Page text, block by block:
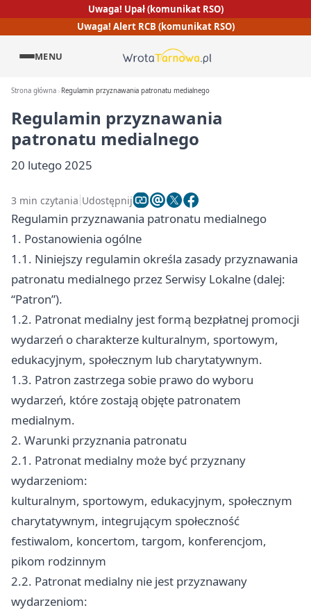
Uwaga! Upał (komunikat RSO)
Uwaga! Alert RCB (komunikat RSO)
MENU
Strona główna Regulamin przyznawania patronatu medialnego
Regulamin przyznawania
patronatu medialnego
20 lutego 2025
3 min czytania Udostępnij
Regulamin przyznawania patronatu medialnego
1. Postanowienia ogólne
1.1. Niniejszy regulamin określa zasady przyznawania
patronatu medialnego przez Serwisy Lokalne (dalej:
“Patron”).
1.2. Patronat medialny jest formą bezpłatnej promocji
wydarzeń o charakterze kulturalnym, sportowym,
edukacyjnym, społecznym lub charytatywnym.
1.3. Patron zastrzega sobie prawo do wyboru
wydarzeń, które zostają objęte patronatem
medialnym.
2. Warunki przyznania patronatu
2.1. Patronat medialny może być przyznany
wydarzeniom:
kulturalnym, sportowym, edukacyjnym, społecznym
charytatywnym, integrującym społeczność
festiwalom, koncertom, targom, konferencjom,
pikom rodzinnym
2.2. Patronat medialny nie jest przyznawany
wydarzeniom: